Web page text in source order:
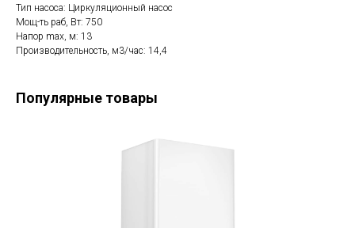
Тип насоса: Циркуляционный насос
Мощ-ть раб, Вт: 750
Hапор max, м: 13
Производительность, м3/час: 14,4
Популярные товары